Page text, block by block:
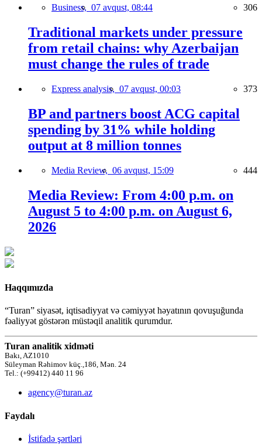
Business, 07 avqust, 08:44 306
Traditional markets under pressure
from retail chains: why Azerbaijan
must change the rules of trade
Express analysis, 07 avqust, 00:03 373
BP and partners boost ACG capital
spending by 31% while holding
output at 8 million tonnes
Media Review, 06 avqust, 15:09 444
Media Review: From 4:00 p.m. on
August 5 to 4:00 p.m. on August 6,
2026
Haqqımızda
“Turan” siyasət, iqtisadiyyat və cəmiyyət həyatının qovuşuğunda
fəaliyyət göstərən müstəqil analitik qurumdur.
Turan analitik xidməti
Bakı, AZ1010
Süleyman Rəhimov küç.,186, Mən. 24
Tel.: (+99412) 440 11 96
agency@turan.az
Faydalı
İstifadə şərtləri